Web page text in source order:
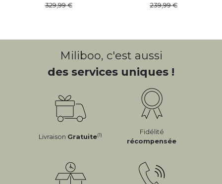
329,99 239,99
Miliboo, c'est aussi
des services uniques !
Livraison Gratuite(1)
Fidélité
récompensée